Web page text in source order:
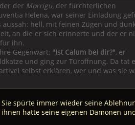
der Morrigu, der fürchterlichen
Helena, war seiner Einladung
hell, mit feinen Zügen und
an die er sich erinnerte und der er
ihn.
Gegenwart: "Ist Calum bei dir?", er
und ging zur Türoffnung. Da tat
selbst erklären, wer und was sie
spürte immer wieder seine
hatte seine eigenen Dämonen